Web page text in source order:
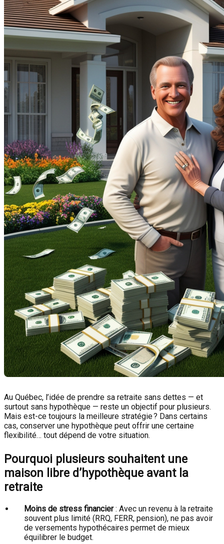
Au Québec, l’idée de prendre sa retraite sans dettes — et
surtout sans hypothèque — reste un objectif pour plusieurs.
Mais est-ce toujours la meilleure stratégie ? Dans certains
cas, conserver une hypothèque peut offrir une certaine
flexibilité… tout dépend de votre situation.
Pourquoi plusieurs souhaitent une
maison libre d’hypothèque avant la
retraite
Moins de stress financier: Avec un revenu à la retraite
souvent plus limité (RRQ, FERR, pension), ne pas avoir
de versements hypothécaires permet de mieux
équilibrer le budget.